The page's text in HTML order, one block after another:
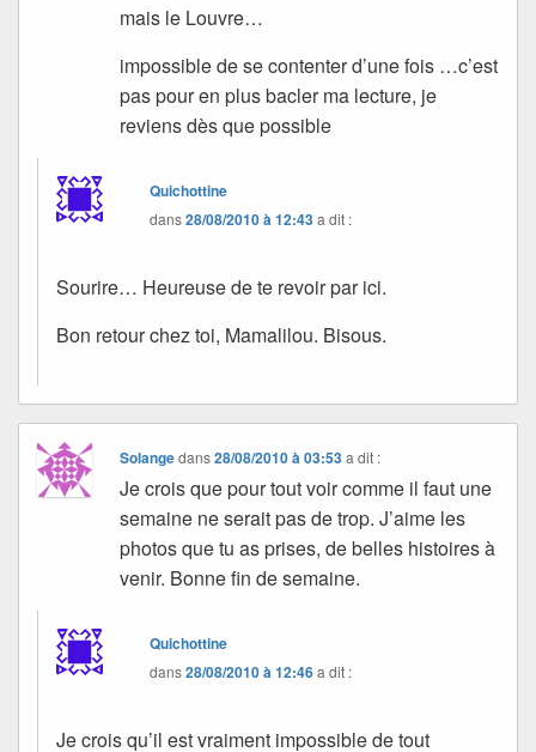
mais le Louvre…
impossible de se contenter d’une fois …c’est
pas pour en plus bacler ma lecture, je
reviens dès que possible
Quichottine
dans28/08/2010 à 12:43a dit :
Sourire… Heureuse de te revoir par ici.
Bon retour chez toi, Mamalilou. Bisous.
Solangedans28/08/2010 à 03:53 a dit :
Je crois que pour tout voir comme il faut une
semaine ne serait pas de trop. J’aime les
photos que tu as prises, de belles histoires à
venir. Bonne fin de semaine.
Quichottine
dans28/08/2010 à 12:46a dit :
Je crois qu’il est vraiment impossible de tout